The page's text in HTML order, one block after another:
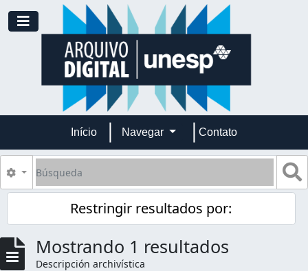
Skip to main content
Toggle navigation
Início Navegar Contato
Búsqueda
Search options
Restringir resultados por:
Mostrando 1 resultados
Descripción archivística